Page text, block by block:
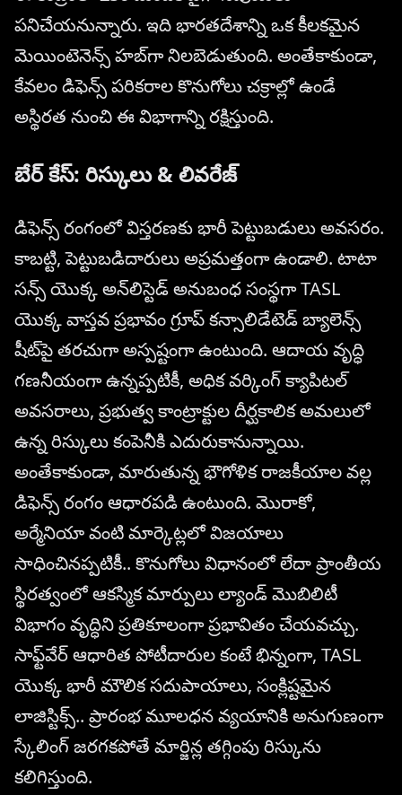
పనిచేయనున్నారు. ఇది భారతదేశాన్ని ఒక కీలకమైన
మెయింటెనెన్స్ హబ్‌గా నిలబెడుతుంది. అంతేకాకుండా,
కేవలం డిఫెన్స్ పరికరాల కొనుగోలు చక్రాల్లో ఉండే
అస్థిరత నుంచి ఈ విభాగాన్ని రక్షిస్తుంది.
బేర్ కేస్: రిస్కులు & లివరేజ్
డిఫెన్స్ రంగంలో విస్తరణకు భారీ పెట్టుబడులు అవసరం.
కాబట్టి, పెట్టుబడిదారులు అప్రమత్తంగా ఉండాలి. టాటా
సన్స్ యొక్క అన్‌లిస్టెడ్ అనుబంధ సంస్థగా TASL
యొక్క వాస్తవ ప్రభావం గ్రూప్ కన్సాలిడేటెడ్ బ్యాలెన్స్
షీట్‌పై తరచుగా అస్పష్టంగా ఉంటుంది. ఆదాయ వృద్ధి
గణనీయంగా ఉన్నప్పటికీ, అధిక వర్కింగ్ క్యాపిటల్
అవసరాలు, ప్రభుత్వ కాంట్రాక్టుల దీర్ఘకాలిక అమలులో
ఉన్న రిస్కులు కంపెనీకి ఎదురుకానున్నాయి.
అంతేకాకుండా, మారుతున్న భౌగోళిక రాజకీయాల వల్ల
డిఫెన్స్ రంగం ఆధారపడి ఉంటుంది. మొరాకో,
అర్మేనియా వంటి మార్కెట్లలో విజయాలు
సాధించినప్పటికీ.. కొనుగోలు విధానంలో లేదా ప్రాంతీయ
స్థిరత్వంలో ఆకస్మిక మార్పులు ల్యాండ్ మొబిలిటీ
విభాగం వృద్ధిని ప్రతికూలంగా ప్రభావితం చేయవచ్చు.
సాఫ్ట్‌వేర్ ఆధారిత పోటీదారుల కంటే భిన్నంగా, TASL
యొక్క భారీ మౌలిక సదుపాయాలు, సంక్లిష్టమైన
లాజిస్టిక్స్.. ప్రారంభ మూలధన వ్యయానికి అనుగుణంగా
స్కేలింగ్ జరగకపోతే మార్జిన్ల తగ్గింపు రిస్కును
కలిగిస్తుంది.